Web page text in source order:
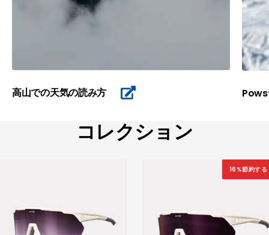
高山での天気の読み方
コレクション
16%節約する